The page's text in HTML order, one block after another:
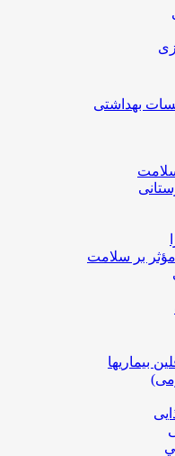
بهداشتی
بر سلامت
بیماریها